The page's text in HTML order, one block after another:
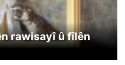
rawisayî û fîlên